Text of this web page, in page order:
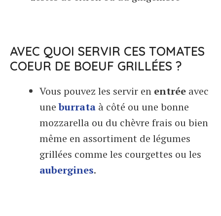
AVEC QUOI SERVIR CES TOMATES
COEUR DE BOEUF GRILLÉES ?
Vous pouvez les servir en entrée avec
uneburrata à côté ou une bonne
mozzarella ou du chèvre frais ou bien
même en assortiment de légumes
grillées comme les courgettes ou les
aubergines.